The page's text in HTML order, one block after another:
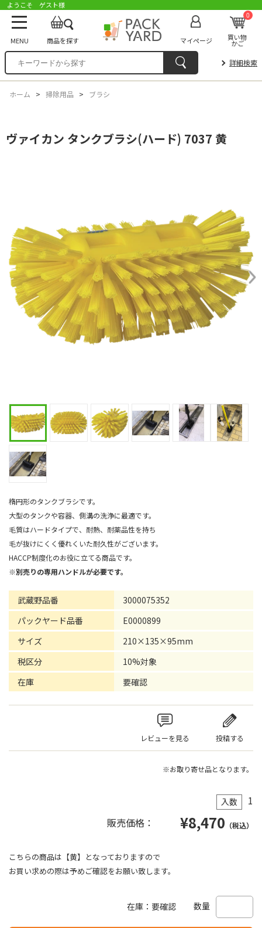
ようこそ ゲスト様
MENU 商品を探す マイページ
0
買い物
かご
詳細検索
ホーム > 掃除用品 > ブラシ
ヴァイカン タンクブラシ(ハード) 7037 黄
楕円形のタンクブラシです。
大型のタンクや容器、側溝の洗浄に最適です。
毛質はハードタイプで、耐熱、耐薬品性を持ち
毛が抜けにくく優れくいた耐久性がございます。
HACCP制度化のお役に立てる商品です。
※別売りの専用ハンドルが必要です。
武蔵野品番
3000075352
パックヤード品番
E0000899
サイズ
210×135×95mm
税区分
10%対象
在庫
要確認
レビューを見る 投稿する
※お取り寄せ品となります。
入数
1
販売価格：
¥8,470 （税込）
こちらの商品は【黄】となっておりますので
お買い求めの際は予めご確認をお願い致します。
在庫：要確認 数量